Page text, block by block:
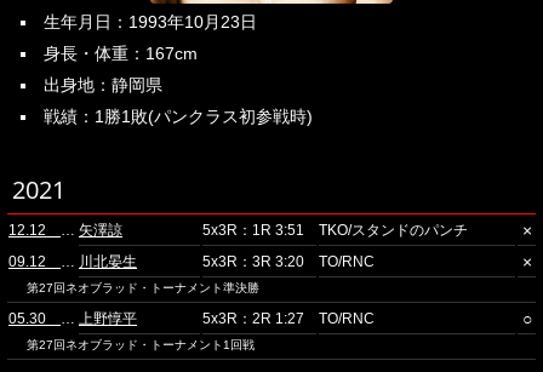
生年月日：1993年10月23日
身長・体重：167cm
出身地：静岡県
戦績：1勝1敗(パンクラス初参戦時)
2021
12.12 スタジオコースト 矢澤諒 5x3R：1R 3:51 TKO/スタンドのパンチ ×
09.12 スタジオコースト 川北晏生 5x3R：3R 3:20 TO/RNC ×
第27回ネオブラッド・トーナメント準決勝
05.30 スタジオコースト 上野惇平 5x3R：2R 1:27 TO/RNC ○
第27回ネオブラッド・トーナメント1回戦